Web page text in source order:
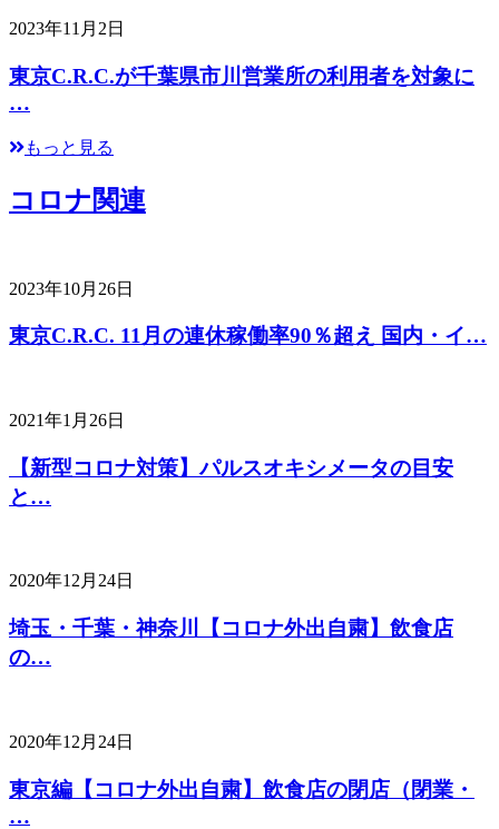
2023年11月2日
東京C.R.C.が千葉県市川営業所の利用者を対象に
…
もっと見る
コロナ関連
2023年10月26日
東京C.R.C. 11月の連休稼働率90％超え 国内・イ…
2021年1月26日
【新型コロナ対策】パルスオキシメータの目安
と…
2020年12月24日
埼玉・千葉・神奈川【コロナ外出自粛】飲食店
の…
2020年12月24日
東京編【コロナ外出自粛】飲食店の閉店（閉業・
…